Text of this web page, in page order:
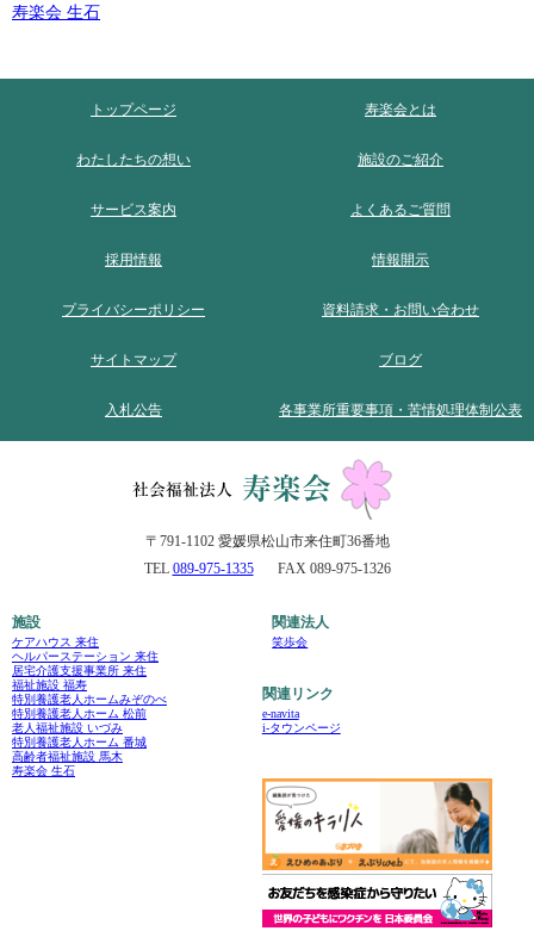
寿楽会 生石
トップページ 寿楽会とは
わたしたちの想い 施設のご紹介
サービス案内 よくあるご質問
採用情報 情報開示
プライバシーポリシー 資料請求・お問い合わせ
サイトマップ ブログ
入札公告 各事業所重要事項・苦情処理体制公表
〒791-1102 愛媛県松山市来住町36番地
TEL 089-975-1335 FAX 089-975-1326
施設
ケアハウス 来住
ヘルパーステーション 来住
居宅介護支援事業所 来住
福祉施設 福寿
特別養護老人ホームみぞのべ
特別養護老人ホーム 松前
老人福祉施設 いづみ
特別養護老人ホーム 番城
高齢者福祉施設 馬木
寿楽会 生石
関連法人
笑歩会
関連リンク
e-navita
i-タウンページ